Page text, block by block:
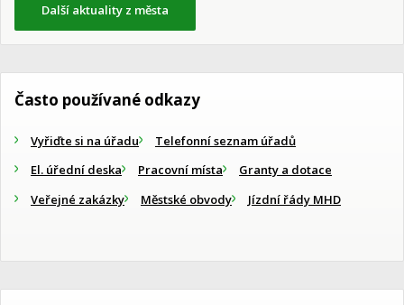
Další aktuality z města
Často používané odkazy
Vyřiďte si na úřadu
Telefonní seznam úřadů
El. úřední deska
Pracovní místa
Granty a dotace
Veřejné zakázky
Městské obvody Jízdní řády MHD